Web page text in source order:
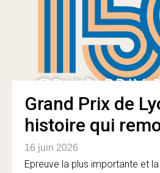
Grand Prix de
histoire qui
16 juin 2026
Epreuve la plus importante et